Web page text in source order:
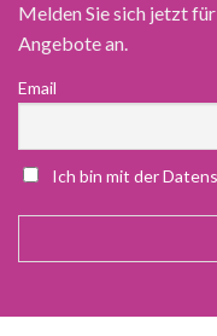
Melden Sie sich jetzt
Angebote an.
Email
Ich bin mit der